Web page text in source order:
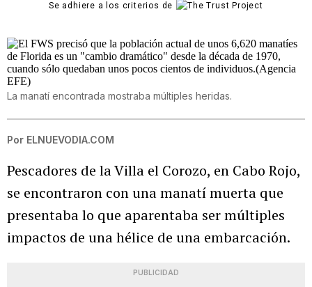
Se adhiere a los criterios de
La manatí encontrada mostraba múltiples heridas.
Por ELNUEVODIA.COM
Pescadores de la Villa el Corozo, en Cabo Rojo,
se encontraron con una manatí muerta que
presentaba lo que aparentaba ser múltiples
impactos de una hélice de una embarcación.
PUBLICIDAD